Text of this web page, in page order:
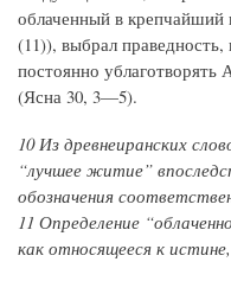
облаченный в крепчайший
(11)), выбрал праведность,
постоянно
(Ясна 30, 3—5).
10 Из древнеиранских
“лучшее житие”
обозначения
11 Определение
как относящееся к